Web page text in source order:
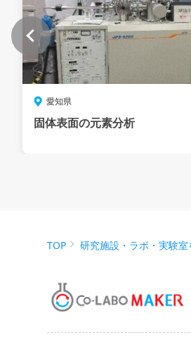
愛知県
固体表面の元素分析
TOP 研究施設・ラボ・実験室